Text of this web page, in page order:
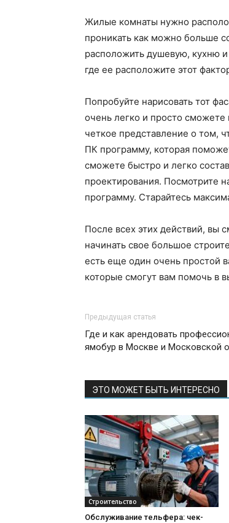
Жилые комнаты нужно
проникать как можно больше
расположить душевую, кухню
где ее расположите этот
Попробуйте нарисовать тот
очень легко и просто сможете
четкое представление о том,
ПК программу, которая
сможете быстро и легко
проектирования. Посмотрите
программу. Старайтесь
После всех этих действий, вы
начинать свое большое
есть еще один очень простой
которые смогут вам помочь в
Предыдущая статья
Где и как арендовать
ямобур в Москве и Московской
ЭТО МОЖЕТ БЫТЬ ИНТЕРЕСНО
Строительство
Обслуживание тельфера: чек-